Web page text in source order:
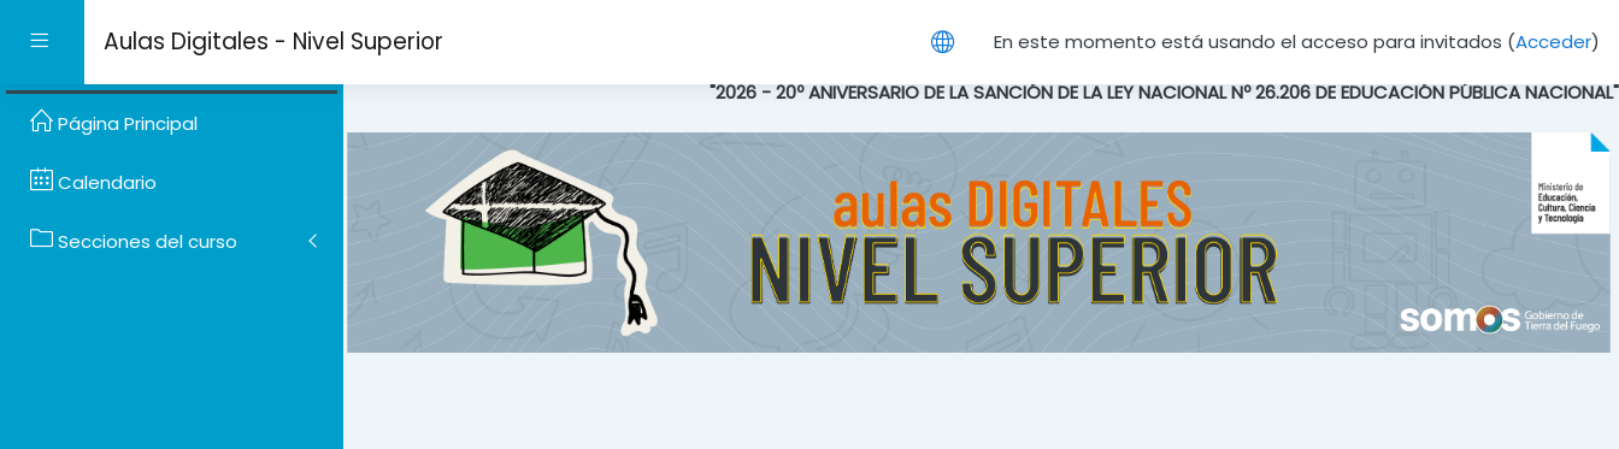
Panel lateralAulas Digitales - Nivel Superior En este momento está usando el acceso para invitados (Acceder)
"2026 - 20º ANIVERSARIO DE LA SANCIÓN DE LA LEY NACIONAL Nº 26.206 DE EDUCACIÓN PÚBLICA NACIONAL"
Página Principal
Calendario
Secciones del curso